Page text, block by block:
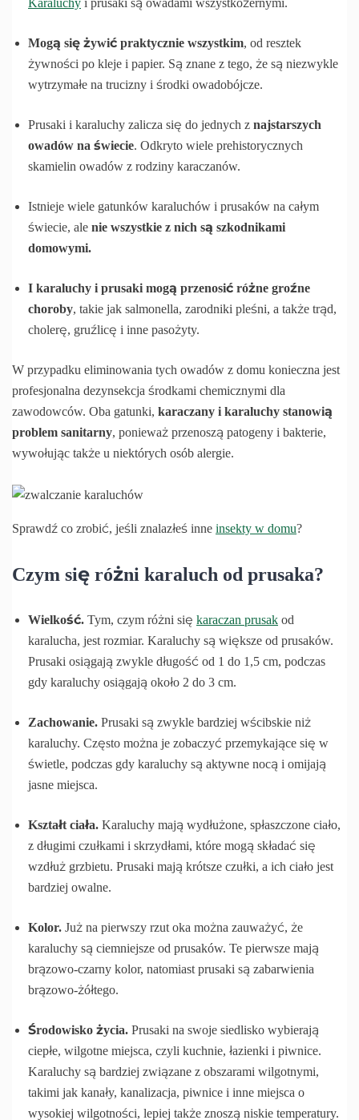
Mogą się żywić praktycznie wszystkim, od resztek
żywności po kleje i papier. Są znane z tego, że są niezwykle
wytrzymałe na trucizny i środki owadobójcze.
Prusaki i karaluchy zalicza się do jednych z najstarszych
owadów na świecie. Odkryto wiele prehistorycznych
skamielin owadów z rodziny karaczanów.
Istnieje wiele gatunków karaluchów i prusaków na całym
świecie, ale nie wszystkie z nich są szkodnikami
domowymi.
I karaluchy i prusaki mogą przenosić różne groźne
choroby, takie jak salmonella, zarodniki pleśni, a także trąd,
cholerę, gruźlicę i inne pasożyty.
W przypadku eliminowania tych owadów z domu konieczna jest
profesjonalna dezynsekcja środkami chemicznymi dla
zawodowców. Oba gatunki, karaczany i karaluchy stanowią
problem sanitarny, ponieważ przenoszą patogeny i bakterie,
wywołując także u niektórych osób alergie.
Sprawdź co zrobić, jeśli znalazłeś inne insekty w domu?
Czym się różni karaluch od prusaka?
Wielkość. Tym, czym różni się karaczan prusak od
karalucha, jest rozmiar. Karaluchy są większe od prusaków.
Prusaki osiągają zwykle długość od 1 do 1,5 cm, podczas
gdy karaluchy osiągają około 2 do 3 cm.
Zachowanie. Prusaki są zwykle bardziej wścibskie niż
karaluchy. Często można je zobaczyć przemykające się w
świetle, podczas gdy karaluchy są aktywne nocą i omijają
jasne miejsca.
Kształt ciała. Karaluchy mają wydłużone, spłaszczone ciało,
z długimi czułkami i skrzydłami, które mogą składać się
wzdłuż grzbietu. Prusaki mają krótsze czułki, a ich ciało jest
bardziej owalne.
Kolor. Już na pierwszy rzut oka można zauważyć, że
karaluchy są ciemniejsze od prusaków. Te pierwsze mają
brązowo-czarny kolor, natomiast prusaki są zabarwienia
brązowo-żółtego.
Środowisko życia. Prusaki na swoje siedlisko wybierają
ciepłe, wilgotne miejsca, czyli kuchnie, łazienki i piwnice.
Karaluchy są bardziej związane z obszarami wilgotnymi,
takimi jak kanały, kanalizacja, piwnice i inne miejsca o
wysokiej wilgotności, lepiej także znoszą niskie temperatury.